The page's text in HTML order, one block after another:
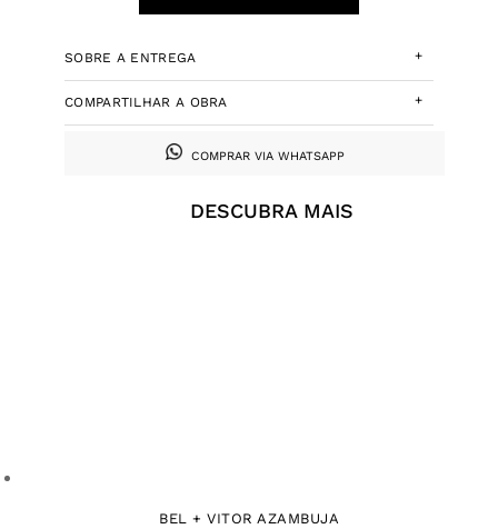
SOBRE A ENTREGA +
COMPARTILHAR A OBRA +
COMPRAR VIA WHATSAPP
DESCUBRA MAIS
BEL + VITOR AZAMBUJA